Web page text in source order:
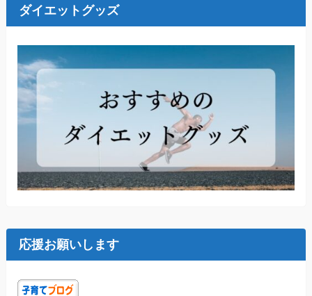
ブ
ダイエットグッズ
応援お願いします